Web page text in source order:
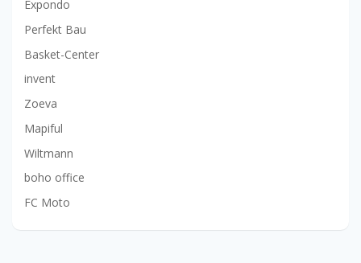
Expondo
Perfekt Bau
Basket-Center
invent
Zoeva
Mapiful
Wiltmann
boho office
FC Moto